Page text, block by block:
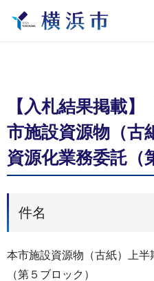
【入札結果掲載
市施設資源物（古
資源化業務委託（
件名
本市施設資源物（古紙）上
（第５ブロック）